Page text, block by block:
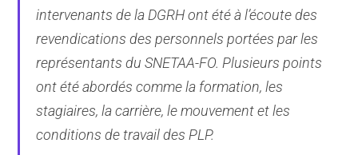
intervenants de la DGRH ont été à l’écoute des
revendications des personnels portées par les
représentants du SNETAA-FO. Plusieurs points
ont été abordés comme la formation, les
stagiaires, la carrière, le mouvement et les
conditions de travail des PLP.